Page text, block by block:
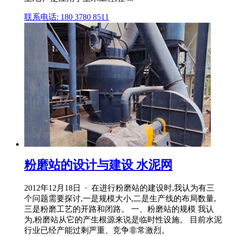
联系电话: 180 3780 8511
粉磨站的设计与建设 水泥网
2012年12月18日 · 在进行粉磨站的建设时,我认为有三
个问题需要探讨,一是规模大小,二是生产线的布局数量,
三是粉磨工艺的开路和闭路。 一、粉磨站的规模 我认
为,粉磨站从它的产生根源来说是临时性设施。 目前水泥
行业已经产能过剩严重、竞争非常激烈。